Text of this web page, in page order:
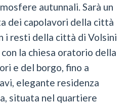
autunnali. Sarà un
dei capolavori della città
i resti della città di Volsini
la chiesa oratorio della
e del borgo, fino a
elegante residenza
situata nel quartiere